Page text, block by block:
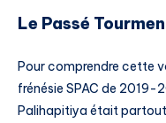
Le Passé
Pour comprendre cette
frénésie SPAC de 2019-
Palihapitiya était